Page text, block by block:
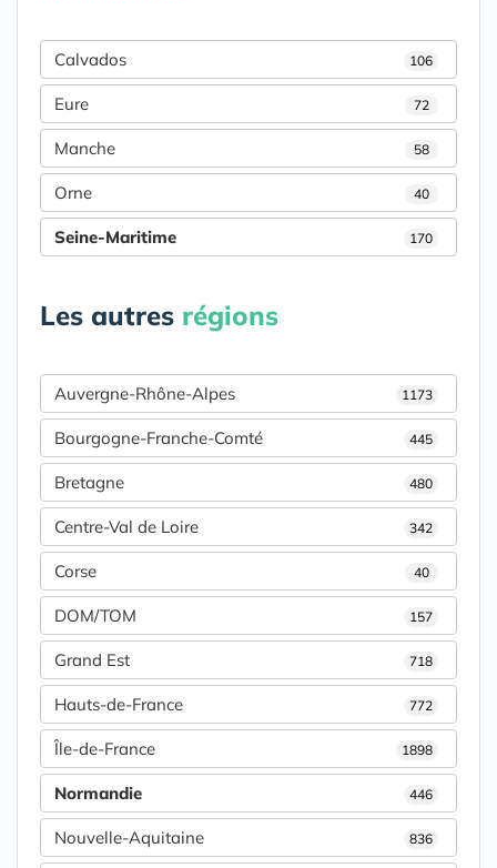
Calvados 106
Eure 72
Manche 58
Orne 40
Seine-Maritime 170
Les autres régions
Auvergne-Rhône-Alpes 1173
Bourgogne-Franche-Comté 445
Bretagne 480
Centre-Val de Loire 342
Corse 40
DOM/TOM 157
Grand Est 718
Hauts-de-France 772
Île-de-France 1898
Normandie 446
Nouvelle-Aquitaine 836